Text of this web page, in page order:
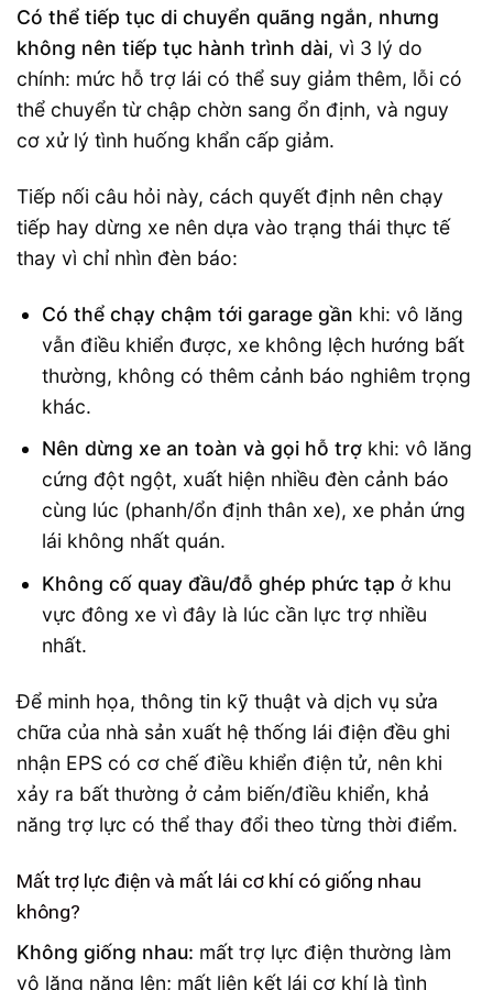
Có thể tiếp tục di chuyển quãng ngắn, nhưng
không nên tiếp tục hành trình dài, vì 3 lý do
chính: mức hỗ trợ lái có thể suy giảm thêm, lỗi có
thể chuyển từ chập chờn sang ổn định, và nguy
cơ xử lý tình huống khẩn cấp giảm.
Tiếp nối câu hỏi này, cách quyết định nên chạy
tiếp hay dừng xe nên dựa vào trạng thái thực tế
thay vì chỉ nhìn đèn báo:
Có thể chạy chậm tới garage gần khi: vô lăng
vẫn điều khiển được, xe không lệch hướng bất
thường, không có thêm cảnh báo nghiêm trọng
khác.
Nên dừng xe an toàn và gọi hỗ trợkhi: vô lăng
cứng đột ngột, xuất hiện nhiều đèn cảnh báo
cùng lúc (phanh/ổn định thân xe), xe phản ứng
lái không nhất quán.
Không cố quay đầu/đỗ ghép phức tạp ở khu
vực đông xe vì đây là lúc cần lực trợ nhiều
nhất.
Để minh họa, thông tin kỹ thuật và dịch vụ sửa
chữa của nhà sản xuất hệ thống lái điện đều ghi
nhận EPS có cơ chế điều khiển điện tử, nên khi
xảy ra bất thường ở cảm biến/điều khiển, khả
năng trợ lực có thể thay đổi theo từng thời điểm.
Mất trợ lực điện và mất lái cơ khí có giống nhau
không?
Không giống nhau: mất trợ lực điện thường làm
vô lăng nặng lên; mất liên kết lái cơ khí là tình